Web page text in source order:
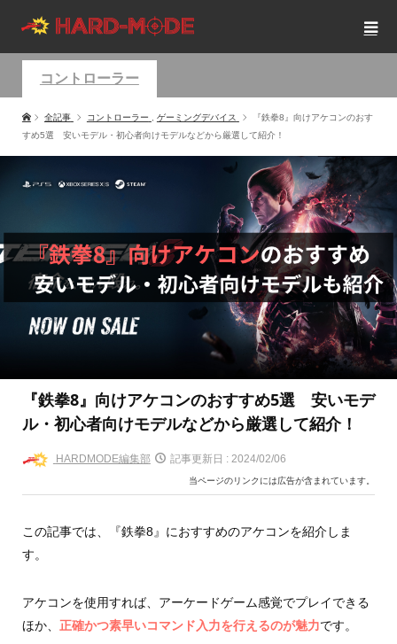
コントローラー
全記事 コントローラー ゲーミングデバイス
『鉄拳8』向けアケコンのおす
すめ5選 安いモデル・初心者向けモデルなどから厳選して紹介！
『鉄拳8』向けアケコンのおすすめ5選 安いモデ
ル・初心者向けモデルなどから厳選して紹介！
HARDMODE編集部 記事更新日 : 2024/02/06
当ページのリンクには広告が含まれています。
この記事では、『鉄拳8』におすすめのアケコンを紹介しま
す。
アケコンを使用すれば、アーケードゲーム感覚でプレイできる
ほか、 正確かつ素早いコマンド入力を行えるのが魅力です。